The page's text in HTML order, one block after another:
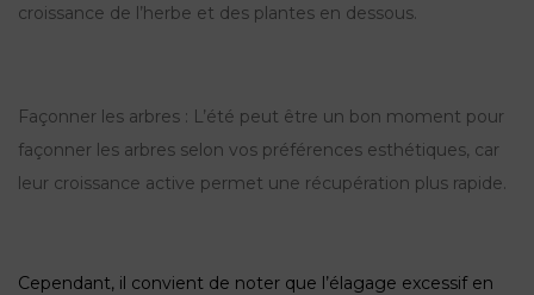
croissance de l’herbe et des plantes en dessous.
Façonner les arbres : L’été peut être un bon moment pour
façonner les arbres selon vos préférences esthétiques, car
leur croissance active permet une récupération plus rapide.
Cependant, il convient de noter que l’élagage excessif en